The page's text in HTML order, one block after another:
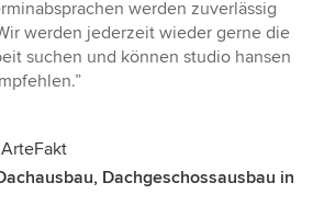
werden zuverlässig
werden jederzeit wieder gerne die
suchen und können studio hansen
Dachgeschossausbau in